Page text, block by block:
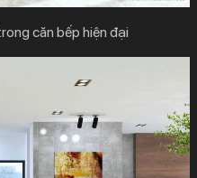
căn bếp hiện đại